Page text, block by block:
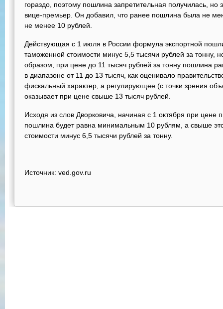
гораздо, поэтому пошлина запретительная получилась, но
вице-премьер. Он добавил, что ранее пошлина была не
не менее 10 рублей.
Действующая с 1 июля в России формула экспортной
таможенной стоимости минус 5,5 тысячи рублей за тонну,
образом, при цене до 11 тысяч рублей за тонну пошлина
в диапазоне от 11 до 13 тысяч, как оценивало
фискальный характер, а регулирующее (с точки зрения
оказывает при цене свыше 13 тысяч рублей.
Исходя из слов Дворковича, начиная с 1 октября при цене
пошлина будет равна минимальным 10 рублям, а свыше
стоимости минус 6,5 тысячи рублей за тонну.
Источник: ved.gov.ru